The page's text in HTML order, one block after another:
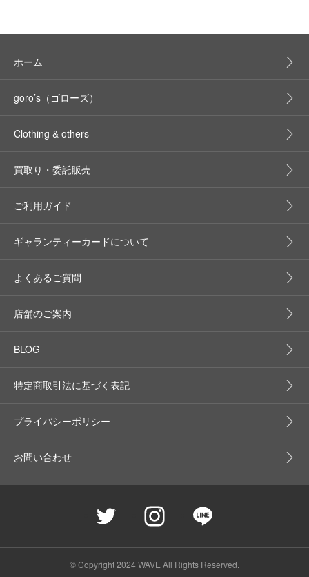
ホーム
goro’s（ゴローズ）
Clothing & others
買取り・委託販売
ご利用ガイド
ギャランティーカードについて
よくあるご質問
店舗のご案内
BLOG
特定商取引法に基づく表記
プライバシーポリシー
お問い合わせ
© Copyright 2024 WAVE All Rights Reserved.